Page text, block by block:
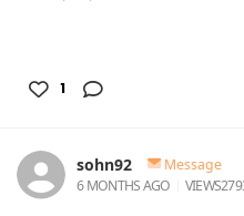
1
sohn92
Message
6 MONTHS AGO
VIEWS